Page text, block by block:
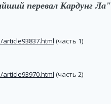
перевал Кардунг Ла"
(часть 1)
(часть 2)